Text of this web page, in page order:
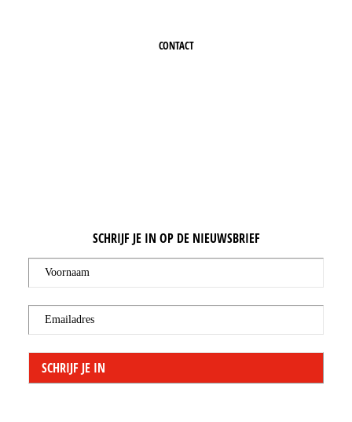
CONTACT
SCHRIJF JE IN OP DE NIEUWSBRIEF
Voornaam
Emailadres